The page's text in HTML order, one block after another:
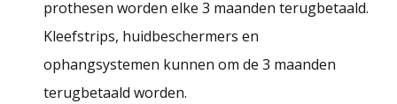
prothesen worden elke 3 maanden terugbetaald.
Kleefstrips, huidbeschermers en
ophangsystemen kunnen om de 3 maanden
terugbetaald worden.​